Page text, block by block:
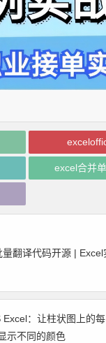
excel合并
翻译代码开源 |